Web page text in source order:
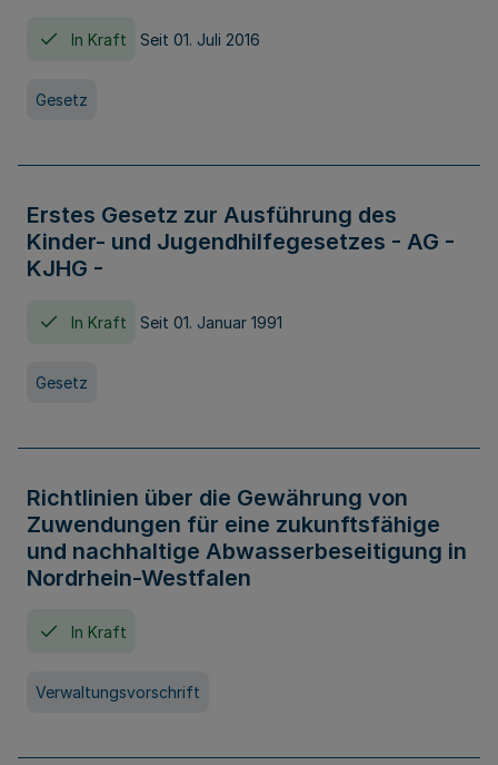
In Kraft Seit 01. Juli 2016
Gesetz
Erstes Gesetz zur Ausführung des
Kinder- und Jugendhilfegesetzes - AG -
KJHG -
In Kraft Seit 01. Januar 1991
Gesetz
Richtlinien über die Gewährung von
Zuwendungen für eine zukunftsfähige
und nachhaltige Abwasserbeseitigung in
Nordrhein-Westfalen
In Kraft
Verwaltungsvorschrift